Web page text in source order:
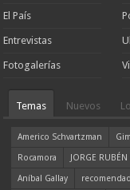
El País
Entrevistas
Fotogalerías
Temas Nuevos
Americo Schvartzman
Rocamora
JORGE
Aníbal Gallay